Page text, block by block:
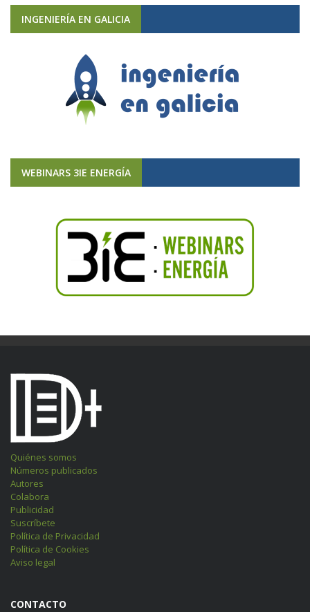
INGENIERÍA EN GALICIA
WEBINARS 3IE ENERGÍA
Quiénes somos
Números publicados
Autores
Colabora
Publicidad
Suscríbete
Política de Privacidad
Política de Cookies
Aviso legal
CONTACTO